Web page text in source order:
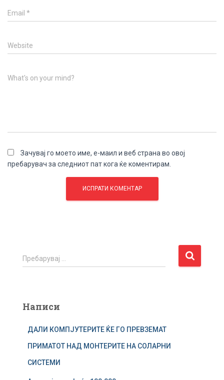
Email *
Website
What's on your mind?
Зачувај го моето име, е-маил и веб страна во овој
пребарувач за следниот пат кога ќе коментирам.
П
р
р
Пребарувај …
Написи
ДАЛИ КОМПЈУТЕРИТЕ ЌЕ ГО ПРЕВЗЕМАТ
ПРИМАТОТ НАД МОНТЕРИТЕ НА СОЛАРНИ
СИСТЕМИ